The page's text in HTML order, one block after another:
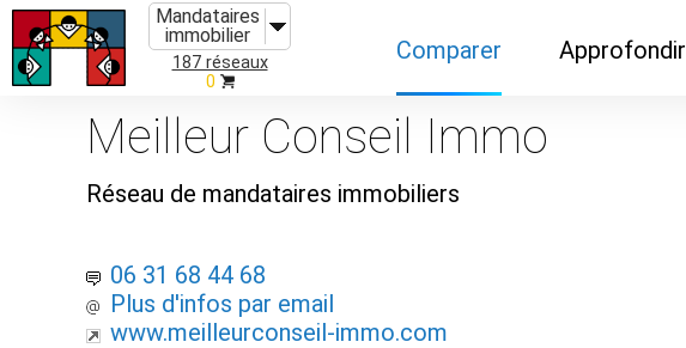
Mandataires
immobilier
187 réseaux
0
Comparer
Caractéristiques
Approfondir
Meilleur Conseil Immo
Réseau de mandataires immobiliers
06 31 68 44 68
Plus d'infos par email
www.meilleurconseil-immo.com